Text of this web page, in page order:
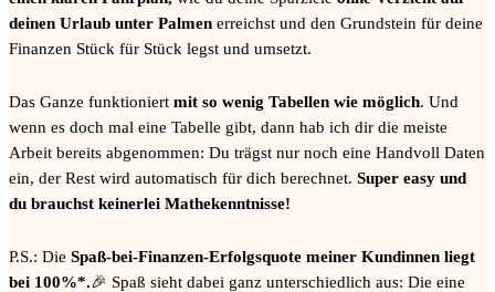
deinen Urlaub unter Palmen erreichst und den Grundstein für deine
Finanzen Stück für Stück legst und umsetzt.
Das Ganze funktioniert mit so wenig Tabellen wie möglich. Und
wenn es doch mal eine Tabelle gibt, dann hab ich dir die meiste
Arbeit bereits abgenommen: Du trägst nur noch eine Handvoll Daten
ein, der Rest wird automatisch für dich berechnet. Super easy und
du brauchst keinerlei Mathekenntnisse!
P.S.: Die Spaß-bei-Finanzen-Erfolgsquote meiner Kundinnen liegt
bei 100%*.🎉 Spaß sieht dabei ganz unterschiedlich aus: Die eine